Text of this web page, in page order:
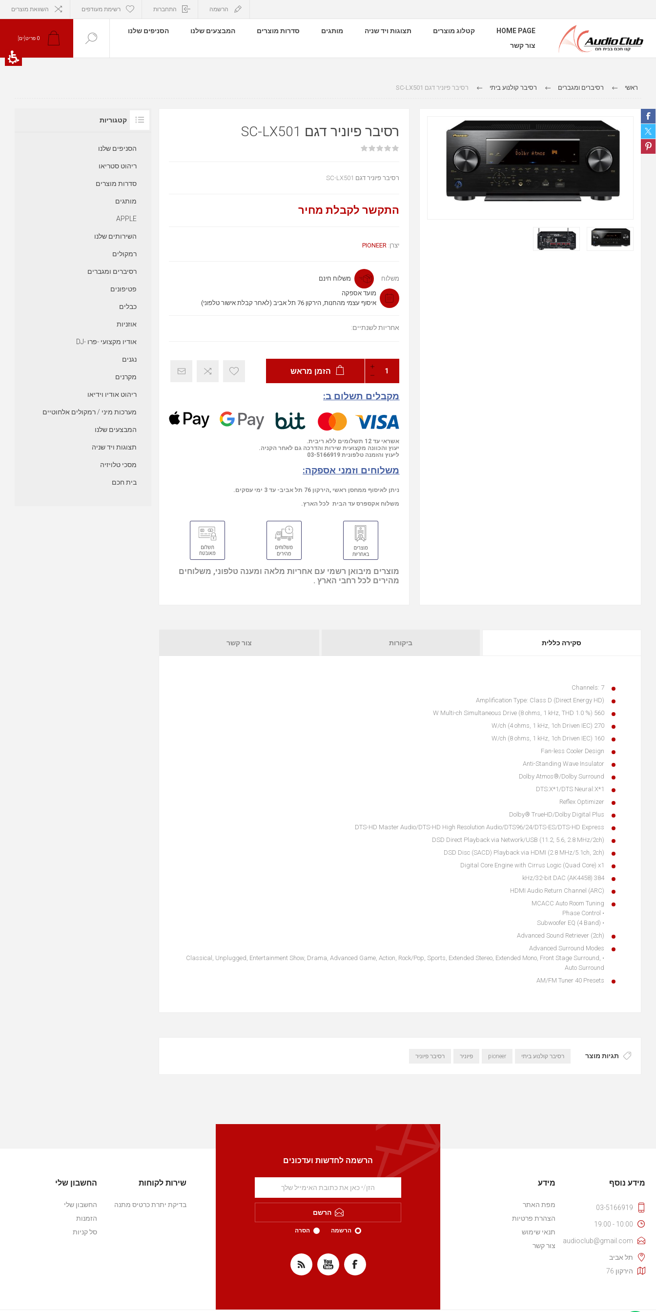
הרשמה התחברות רשימת מעודפים השוואת מוצרים
HOME PAGE קטלוג מוצרים תצוגות ויד שניה מותגים סדרות מוצרים המבצעים שלנו
הסניפים שלנו
צור קשר
0 פריט[ים]
ראשי רסיברים ומגברים רסיבר קולנוע ביתי רסיבר פיוניר דגם SC-LX501
רסיבר פיוניר דגם SC-LX501
רסיבר פיוניר דגם SC-LX501
התקשר לקבלת מחיר
יצרן: PIONEER
משלוח
משלוח חינם
מועד אספקה
איסוף עצמי מהחנות, הירקון 76 תל אביב (לאחר קבלת אישור טלפוני)
אחריות לשנתיים:
הזמן מראש
מקבלים תשלום ב:
אשראי עד 12 תשלומים ללא ריבית.
יעוץ והכוונה מקצועית שירות והדרכה גם לאחר הקניה.
ליעוץ והזמנה טלפונית 03-5166919
משלוחים וזמני אספקה:
ניתן לאיסוף ממחסן ראשי ,הירקון 76 תל אביב- עד 3 ימי עסקים.
משלוח אקספרס עד הבית לכל הארץ.
מוצרים מיבואן רשמי עם אחריות מלאה ומענה טלפוני, משלוחים
מהירים לכל רחבי הארץ .
סקירה כללית ביקורות צור קשר
Channels: 7
Amplification Type: Class D (Direct Energy HD)
560 W Multi-ch Simultaneous Drive (8 ohms, 1 kHz, THD 1.0 %)
270 W/ch (4 ohms, 1 kHz, 1ch Driven IEC)
160 W/ch (8 ohms, 1 kHz, 1ch Driven IEC)
Fan-less Cooler Design
Anti-Standing Wave Insulator
Dolby Atmos®/Dolby Surround
DTS:X*1/DTS Neural:X*1
Reflex Optimizer
Dolby® TrueHD/Dolby Digital Plus
DTS-HD Master Audio/DTS-HD High Resolution Audio/DTS96/24/DTS-ES/DTS-HD Express
DSD Direct Playback via Network/USB (11.2, 5.6, 2.8 MHz/2ch)
DSD Disc (SACD) Playback via HDMI (2.8 MHz/5.1ch, 2ch)
Digital Core Engine with Cirrus Logic (Quad Core) x1
384 kHz/32-bit DAC (AK4458)
HDMI Audio Return Channel (ARC)
MCACC Auto Room Tuning
• Phase Control
• Subwoofer EQ (4 Band)
Advanced Sound Retriever (2ch)
Advanced Surround Modes
• Classical, Unplugged, Entertainment Show, Drama, Advanced Game, Action, Rock/Pop, Sports, Extended Stereo, Extended Mono, Front Stage Surround,
Auto Surround
AM/FM Tuner 40 Presets
תגיות מוצר רסיבר קולנוע ביתי pioneer פיוניר רסיבר פיוניר
קטגוריות
הסניפים שלנו
ריהוט סטריאו
סדרות מוצרים
מותגים
APPLE
השירותים שלנו
רמקולים
רסיברים ומגברים
פטיפונים
כבלים
אוזניות
אודיו מקצועי -פרו -DJ
נגנים
מקרנים
ריהוט אודיו וידיאו
מערכות מיני / רמקולים אלחוטיים
המבצעים שלנו
תצוגות ויד שניה
מסכי טלויזיה
בית חכם
הרשמה לחדשות ועדכונים
הרשם
הרשמה הסרה
מידע נוסף
03-5166919
10:00 - 19:00
audioclub@gmail.com
תל אביב
הירקון 76
מידע
מפת האתר
הצהרת פרטיות
תנאי שימוש
צור קשר
שירות לקוחות
בדיקת יתרת כרטיס מתנה
החשבון שלי
החשבון שלי
הזמנות
סל קניות